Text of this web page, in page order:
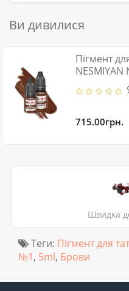
Ви дивилися
Пігмент
715.00грн.
Швидка
Теги: Пігмент для
№1, 5ml, Брови